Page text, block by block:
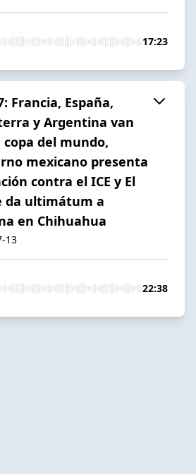
17:23
Francia, España,
y Argentina van
copa del mundo,
mexicano presenta
contra el ICE y El
da ultimátum a
en Chihuahua
13
22:38